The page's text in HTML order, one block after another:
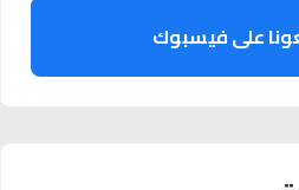
على فيسبوك